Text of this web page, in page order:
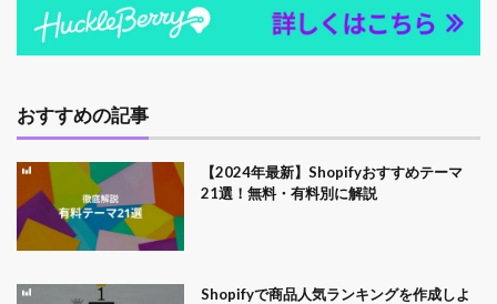
おすすめの記事
【2024年最新】Shopifyおすすめテーマ
21選！無料・有料別に解説
Shopifyで商品人気ランキングを作成しよ